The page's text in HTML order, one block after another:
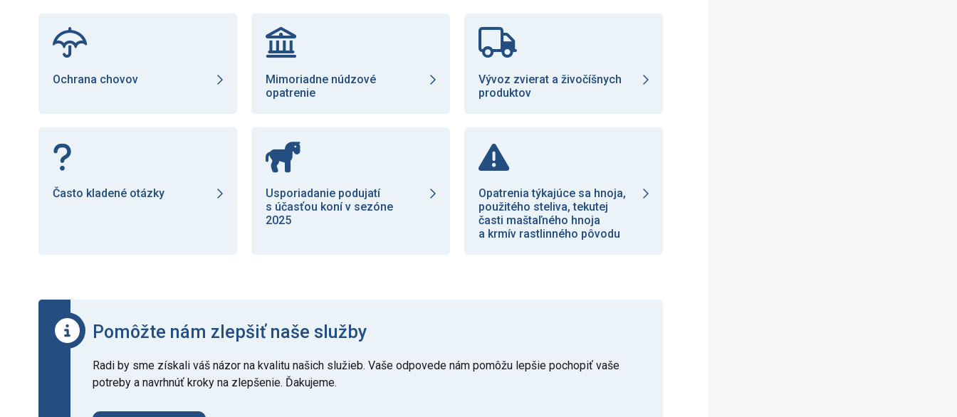
Ochrana chovov
Mimoriadne núdzové
opatrenie
Vývoz zvierat a živočíšnych
produktov
Často kladené otázky
Usporiadanie podujatí
s účasťou koní v sezóne
2025
Opatrenia týkajúce sa hnoja,
použitého steliva, tekutej
časti maštaľného hnoja
a krmív rastlinného pôvodu
Pomôžte nám zlepšiť naše služby
Radi by sme získali váš názor na kvalitu našich služieb. Vaše odpovede nám pomôžu lepšie pochopiť vaše
potreby a navrhnúť kroky na zlepšenie. Ďakujeme.